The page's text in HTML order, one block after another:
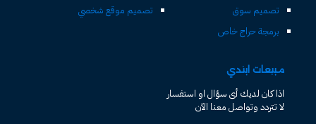
تصميم سوق
برمجة حراج خاص
تصميم موقع شخصي
مبيعات ابتدي
اذا كان لديك أى سؤال او استفسار
لا تتردد وتواصل معنا الآن